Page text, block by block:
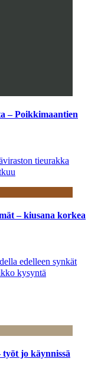
– Poikkimaantien
tieurakka
– kiusana korkea
edelleen synkät
kysyntä
jo käynnissä